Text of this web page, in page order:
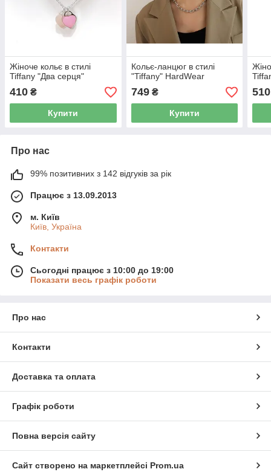
Жіноче кольє в стилі
Tiffany "Два серця"
410 ₴
Купити
Кольє-ланцюг в стилі
"Tiffany" HardWear
749₴
Купити
510
Про нас
99% позитивних з 142 відгуків за рік
Працює з 13.09.2013
м. Київ
Київ, Україна
Контакти
Сьогодні працює з 10:00 до 19:00
Показати весь графік роботи
Про нас
Контакти
Доставка та оплата
Графік роботи
Повна версія сайту
Сайт створено на маркетплейсі Prom.ua